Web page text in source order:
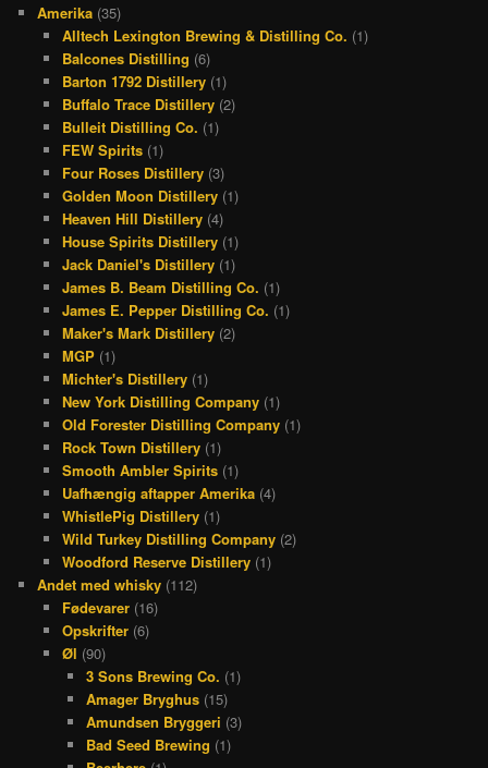
e
b
o
o
k
e
a
d
s
a
g
r
a
m
e
r
e
t
Amerika (35)
Alltech Lexington Brewing & Distilling Co. (1)
Balcones Distilling (6)
Barton 1792 Distillery(1)
Buffalo Trace Distillery(2)
Bulleit Distilling Co. (1)
FEW Spirits(1)
Four Roses Distillery(3)
Golden Moon Distillery(1)
Heaven Hill Distillery(4)
House Spirits Distillery(1)
Jack Daniel's Distillery(1)
James B. Beam Distilling Co. (1)
James E. Pepper Distilling Co. (1)
Maker's Mark Distillery(2)
MGP(1)
Michter's Distillery(1)
New York Distilling Company(1)
Old Forester Distilling Company(1)
Rock Town Distillery(1)
Smooth Ambler Spirits(1)
Uafhængig aftapper Amerika(4)
WhistlePig Distillery(1)
Wild Turkey Distilling Company(2)
Woodford Reserve Distillery(1)
Andet med whisky (112)
Fødevarer(16)
Opskrifter(6)
Øl (90)
3 Sons Brewing Co. (1)
Amager Bryghus (15)
Amundsen Bryggeri (3)
Bad Seed Brewing (1)